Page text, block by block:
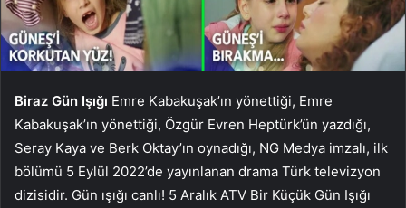
Biraz Gün Işığı Emre Kabakuşak’ın yönettiği, Emre
Kabakuşak’ın yönettiği, Özgür Evren Heptürk’ün yazdığı,
Seray Kaya ve Berk Oktay’ın oynadığı, NG Medya imzalı, ilk
bölümü 5 Eylül 2022’de yayınlanan drama Türk televizyon
dizisidir. Gün ışığı canlı! 5 Aralık ATV Bir Küçük Gün Işığı